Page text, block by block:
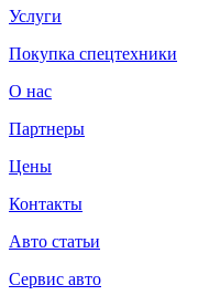
Услуги
Покупка спецтехники
О нас
Партнеры
Цены
Контакты
Авто статьи
Сервис авто